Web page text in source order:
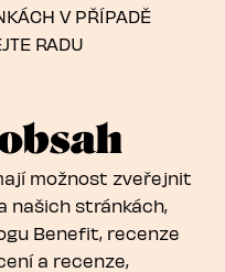
V PŘÍPADĚ
RADU
možnost zveřejnit
našich stránkách,
Benefit, recenze
a recenze,